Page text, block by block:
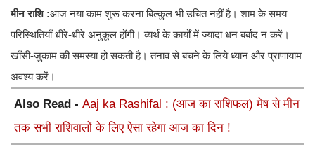
मीन राशि :आज नया काम शुरू करना बिल्कुल भी उचित नहीं है। शाम के समय
परिस्थितियाँ धीरे-धीरे अनुकूल होंगी। व्यर्थ के कार्यों में ज्यादा धन बर्बाद न करें।
खाँसी-जुकाम की समस्या हो सकती है। तनाव से बचने के लिये ध्यान और प्राणायाम
अवश्य करें।
Also Read - Aaj ka Rashifal : (आज का राशिफल) मेष से मीन
तक सभी राशिवालों के लिए ऐसा रहेगा आज का दिन !